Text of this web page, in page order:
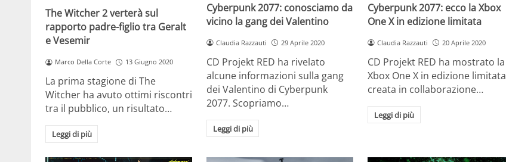
The Witcher 2 verterà sul
rapporto padre-figlio tra Geralt
e Vesemir
Marco Della Corte 13 Giugno 2020
La prima stagione di The
Witcher ha avuto ottimi riscontri
tra il pubblico, un risultato…
Leggi di più
Cyberpunk 2077: conosciamo da
vicino la gang dei Valentino
Claudia Razzauti 29 Aprile 2020
CD Projekt RED ha rivelato
alcune informazioni sulla gang
dei Valentino di Cyberpunk
2077. Scopriamo…
Leggi di più
Cyberpunk 2077: ecco la Xbox
One X in edizione limitata
Claudia Razzauti 20 Aprile 2020
CD Projekt RED ha mostrato la
Xbox One X in edizione limitata
creata in collaborazione…
Leggi di più